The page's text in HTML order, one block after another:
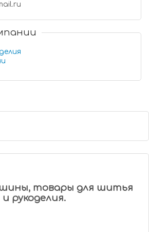
товары для шитья
и рукоделия.